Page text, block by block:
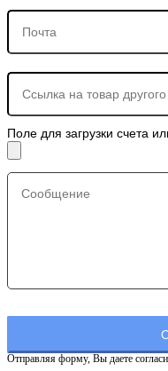
Поле для загрузки счета
Отправляя форму, Вы даете